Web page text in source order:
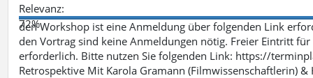
Relevanz:
72%
den Workshop ist eine Anmeldung über folgenden Link
den Vortrag sind keine Anmeldungen nötig. Freier Eintritt
erforderlich. Bitte nutzen Sie folgenden Link: https://
Retrospektive Mit Karola Gramann (Filmwissenschaftlerin) &